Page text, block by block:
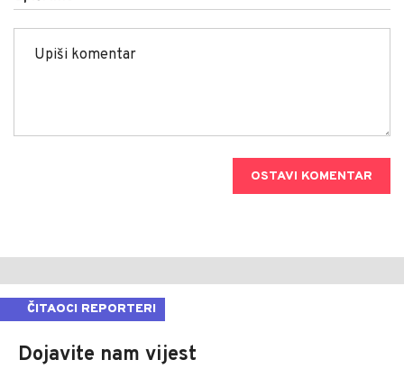
OSTAVI KOMENTAR
ČITAOCI REPORTERI
Dojavite nam vijest